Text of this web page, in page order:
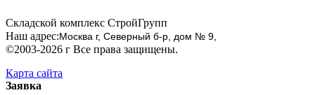
Складской комплекс СтройГрупп
Наш адрес:Москва г, Северный б-р, дом № 9,
©2003-2026 г Все права защищены.
Карта сайта
Заявка